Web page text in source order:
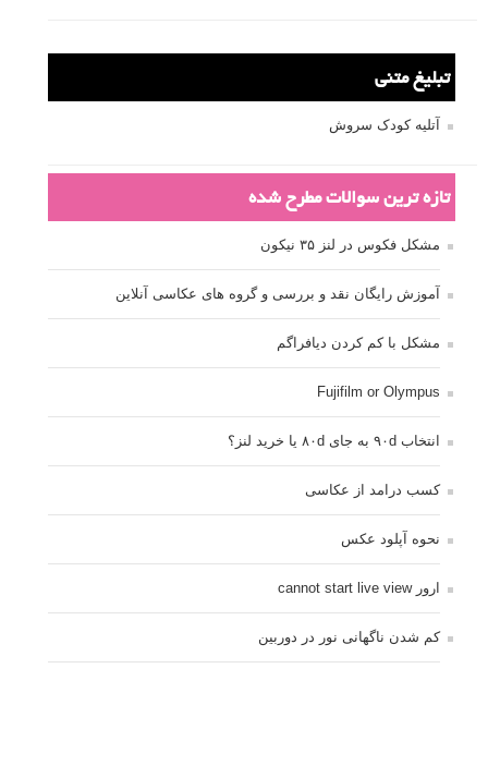
تبلیغ متنی
آتلیه کودک سروش
تازه ترین سوالات مطرح شده
مشکل فکوس در لنز ۳۵ نیکون
آموزش رایگان نقد و بررسی و گروه های عکاسی آنلاین
مشکل با کم کردن دیافراگم
Fujifilm or Olympus
انتخاب ۹۰d به جای ۸۰d یا خرید لنز؟
کسب درامد از عکاسی
نحوه آپلود عکس
ارور cannot start live view
کم شدن ناگهانی نور در دوربین